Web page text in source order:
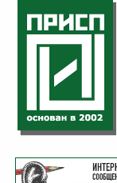
Категория:
Комментарии